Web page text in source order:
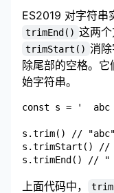
ES2019 对字符串
trimEnd() 这两
trimStart() 消除
除尾部的空格。
始字符串。
const s = '
s.trim() // "abc"
s.trimStart() //
上面代码中，